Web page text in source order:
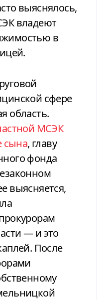
выяснялось,
владеют
в
сфере
область.
МСЭК
сына, главу
фонда
выясняется,
— и это
После